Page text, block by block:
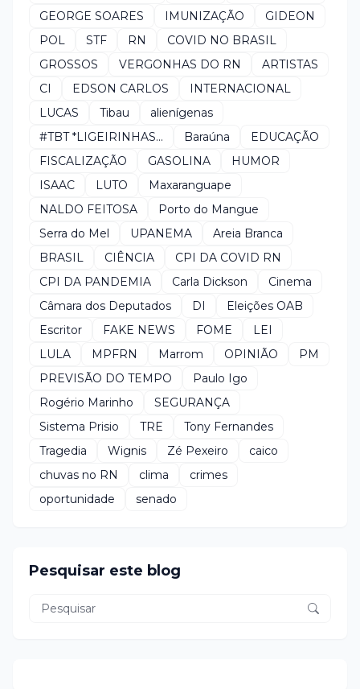
GEORGE SOARES
IMUNIZAÇÃO
GIDEON
POL
STF RN
COVID NO BRASIL
GROSSOS
VERGONHAS DO RN
ARTISTAS
CI
EDSON CARLOS
INTERNACIONAL
LUCAS
Tibau
alienígenas
#TBT *LIGEIRINHAS...
Baraúna
EDUCAÇÃO
FISCALIZAÇÃO
GASOLINA
HUMOR
ISAAC
LUTO
Maxaranguape
NALDO FEITOSA
Porto do Mangue
Serra do Mel
UPANEMA
Areia Branca
BRASIL
CIÊNCIA
CPI DA COVID RN
CPI DA PANDEMIA
Carla Dickson
Cinema
Câmara dos Deputados
DI
Eleições OAB
Escritor
FAKE NEWS FOME
LEI
LULA
MPFRN Marrom OPINIÃO
PM
PREVISÃO DO TEMPO
Paulo Igo
Rogério Marinho
SEGURANÇA
Sistema Prisio
TRE
Tony Fernandes
Tragedia
Wignis Zé Pexeiro
caico
chuvas no RN
clima
crimes
oportunidade
senado
Pesquisar este blog